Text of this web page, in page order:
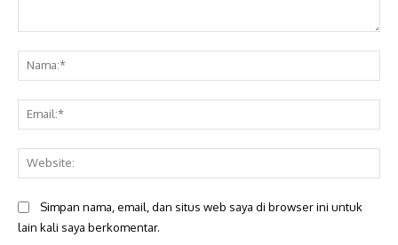
Simpan nama, email, dan situs web saya di browser ini untuk
lain kali saya berkomentar.